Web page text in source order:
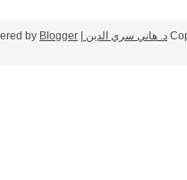
د. هاني سري الدين | Powered by
Blogger